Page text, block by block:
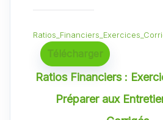
Télécharger
Ratios Financiers :
Préparer aux